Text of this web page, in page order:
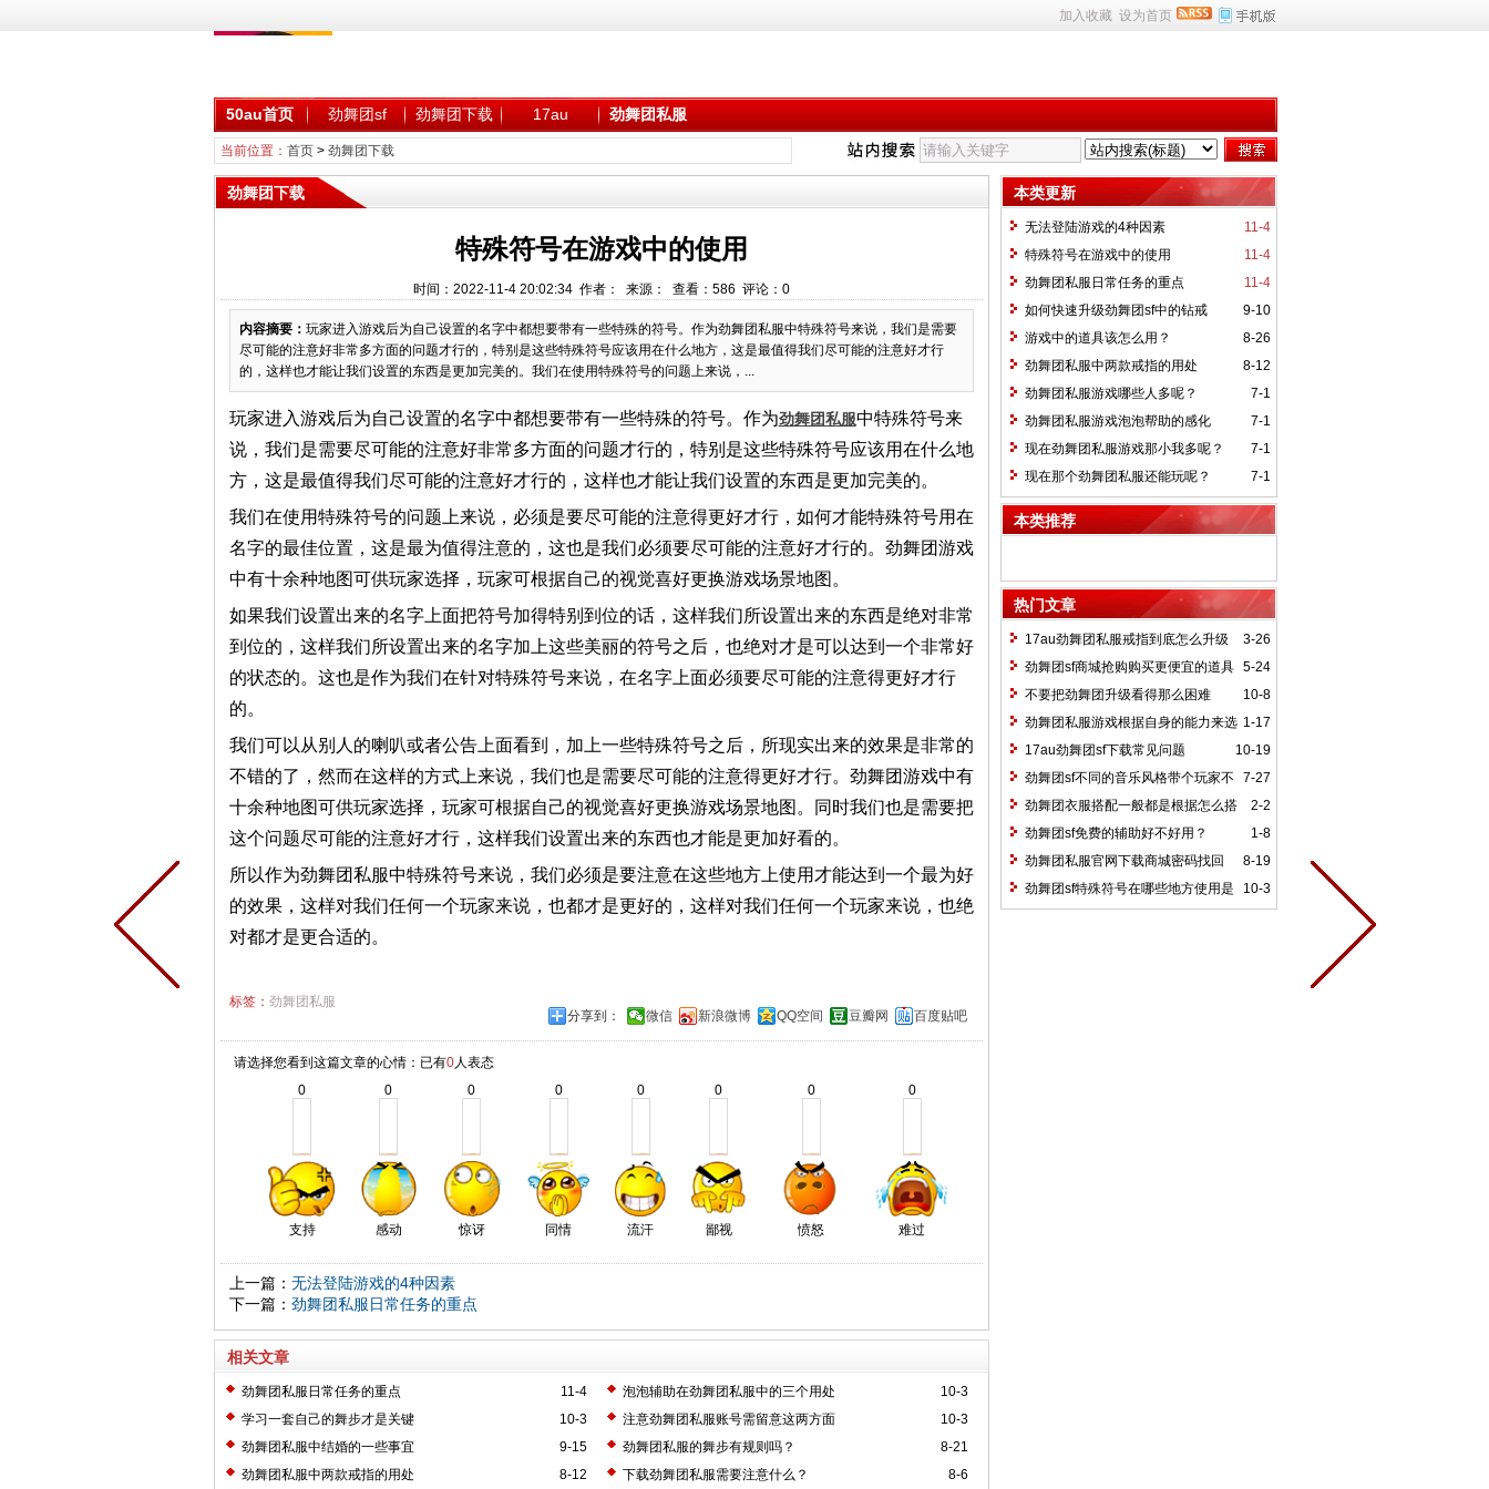
加入收藏 设为首页
50au首页 劲舞团sf 劲舞团下载 17au 劲舞团私服
当前位置： 首页> 劲舞团下载
劲舞团下载
特殊符号在游戏中的使用
时间：2022-11-4 20:02:34 作者： 来源： 查看： 586 评论： 0
内容摘要： 玩家进入游戏后为自己设置的名字中都想要带有一些特殊的符号。作为劲舞团私服中特殊符号来说，我们是需要
尽可能的注意好非常多方面的问题才行的，特别是这些特殊符号应该用在什么地方，这是最值得我们尽可能的注意好才行
的，这样也才能让我们设置的东西是更加完美的。我们在使用特殊符号的问题上来说，...
玩家进入游戏后为自己设置的名字中都想要带有一些特殊的符号。作为劲舞团私服中特殊符号来
说，我们是需要尽可能的注意好非常多方面的问题才行的，特别是这些特殊符号应该用在什么地
方，这是最值得我们尽可能的注意好才行的，这样也才能让我们设置的东西是更加完美的。
我们在使用特殊符号的问题上来说，必须是要尽可能的注意得更好才行，如何才能特殊符号用在
名字的最佳位置，这是最为值得注意的，这也是我们必须要尽可能的注意好才行的。劲舞团游戏
中有十余种地图可供玩家选择，玩家可根据自己的视觉喜好更换游戏场景地图。
如果我们设置出来的名字上面把符号加得特别到位的话，这样我们所设置出来的东西是绝对非常
到位的，这样我们所设置出来的名字加上这些美丽的符号之后，也绝对才是可以达到一个非常好
的状态的。这也是作为我们在针对特殊符号来说，在名字上面必须要尽可能的注意得更好才行
的。
我们可以从别人的喇叭或者公告上面看到，加上一些特殊符号之后，所现实出来的效果是非常的
不错的了，然而在这样的方式上来说，我们也是需要尽可能的注意得更好才行。劲舞团游戏中有
十余种地图可供玩家选择，玩家可根据自己的视觉喜好更换游戏场景地图。同时我们也是需要把
这个问题尽可能的注意好才行，这样我们设置出来的东西也才能是更加好看的。
所以作为劲舞团私服中特殊符号来说，我们必须是要注意在这些地方上使用才能达到一个最为好
的效果，这样对我们任何一个玩家来说，也都才是更好的，这样对我们任何一个玩家来说，也绝
对都才是更合适的。
标签： 劲舞团私服
分享到：
微信 新浪微博 QQ空间 豆瓣网 百度贴吧
请选择您看到这篇文章的心情：已有0人表态
0
支持
0
感动
0
惊讶
0
同情
0
流汗
0
鄙视
0
愤怒
0
难过
上一篇： 无法登陆游戏的4种因素
下一篇： 劲舞团私服日常任务的重点
相关文章
11-4
劲舞团私服日常任务的重点 10-3
泡泡辅助在劲舞团私服中的三个用处
10-3
学习一套自己的舞步才是关键 10-3
注意劲舞团私服账号需留意这两方面
9-15
劲舞团私服中结婚的一些事宜 8-21
劲舞团私服的舞步有规则吗？
8-12
劲舞团私服中两款戒指的用处 8-6
下载劲舞团私服需要注意什么？
本类更新
11-4
无法登陆游戏的4种因素
11-4
特殊符号在游戏中的使用
11-4
劲舞团私服日常任务的重点
9-10
如何快速升级劲舞团sf中的钻戒
8-26
游戏中的道具该怎么用？
8-12
劲舞团私服中两款戒指的用处
7-1
劲舞团私服游戏哪些人多呢？
7-1
劲舞团私服游戏泡泡帮助的感化
7-1
现在劲舞团私服游戏那小我多呢？
7-1
现在那个劲舞团私服还能玩呢？
本类推荐
热门文章
3-26
17au劲舞团私服戒指到底怎么升级
5-24
劲舞团sf商城抢购购买更便宜的道具
10-8
不要把劲舞团升级看得那么困难
1-17
劲舞团私服游戏根据自身的能力来选
择
10-19
17au劲舞团sf下载常见问题
7-27
劲舞团sf不同的音乐风格带个玩家不
一样的感受
2-2
劲舞团衣服搭配一般都是根据怎么搭
配
1-8
劲舞团sf免费的辅助好不好用？
8-19
劲舞团私服官网下载商城密码找回
10-3
劲舞团sf特殊符号在哪些地方使用是